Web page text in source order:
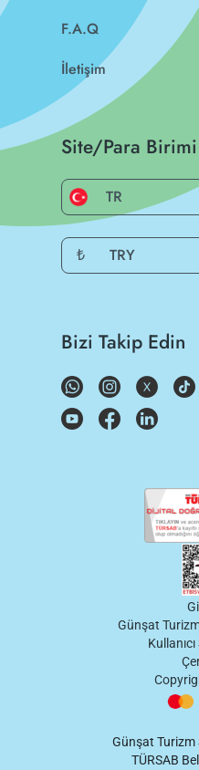
F.A.Q
İletişim
Site/Para Birimi
TR
₺ TRY
Bizi Takip Edin
Günşat
Günşat Turizm
TÜRSAB